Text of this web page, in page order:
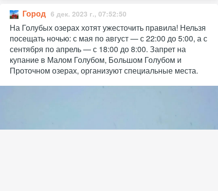
Город 6 дек. 2023 г., 07:52:50
На Голубых озерах хотят ужесточить правила! Нельзя
посещать ночью: с мая по август — с 22:00 до 5:00, а с
сентября по апрель — с 18:00 до 8:00. Запрет на
купание в Малом Голубом, Большом Голубом и
Проточном озерах, организуют специальные места.